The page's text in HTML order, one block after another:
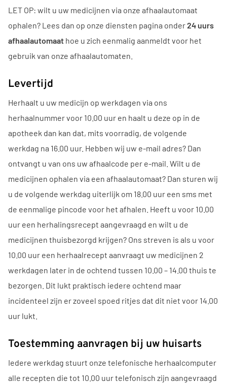
LET OP: wilt u uw medicijnen via onze afhaalautomaat
ophalen? Lees dan op onze diensten pagina onder24 uurs
afhaalautomaat hoe u zich eenmalig aanmeldt voor het
gebruik van onze afhaalautomaten.
Levertijd
Herhaalt u uw medicijn op werkdagen via ons
herhaalnummer voor 10.00 uur en haalt u deze op in de
apotheek dan kan dat, mits voorradig, de volgende
werkdag na 16.00 uur. Hebben wij uw e-mail adres? Dan
ontvangt u van ons uw afhaalcode per e-mail. Wilt u de
medicijnen ophalen via een afhaalautomaat? Dan sturen wij
u de volgende werkdag uiterlijk om 18.00 uur een sms met
de eenmalige pincode voor het afhalen. Heeft u voor 10.00
uur een herhalingsrecept aangevraagd en wilt u de
medicijnen thuisbezorgd krijgen? Ons streven is als u voor
10.00 uur een herhaalrecept aanvraagt uw medicijnen 2
werkdagen later in de ochtend tussen 10.00 – 14.00 thuis te
bezorgen. Dit lukt praktisch iedere ochtend maar
incidenteel zijn er zoveel spoed ritjes dat dit niet voor 14.00
uur lukt.
Toestemming aanvragen bij uw huisarts
Iedere werkdag stuurt onze telefonische herhaalcomputer
alle recepten die tot 10.00 uur telefonisch zijn aangevraagd